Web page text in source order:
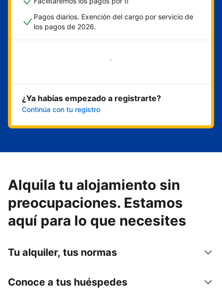
Pagos diarios. Exención del cargo por servicio de
los pagos de 2026.
Empieza ahora
¿Ya habías empezado a registrarte?
Continúa con tu registro
Alquila tu alojamiento sin
preocupaciones. Estamos
aquí para lo que necesites
Tu alquiler, tus normas
Conoce a tus huéspedes